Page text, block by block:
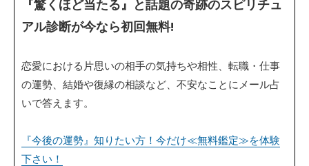
『驚くほど当たる』と話題の奇跡のスピリチュ
アル診断が今なら初回無料!
恋愛における片思いの相手の気持ちや相性、転職・仕事
の運勢、結婚や復縁の相談など、不安なことにメール占
いで答えます。
『今後の運勢』知りたい方！今だけ≪無料鑑定≫を体験
下さい！